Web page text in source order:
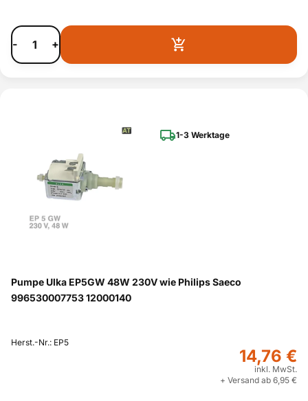
- +
1-3 Werktage
Pumpe Ulka EP5GW 48W 230V wie Philips Saeco
996530007753 12000140
Herst.-Nr.: EP5
14,76 €
inkl. MwSt.
+ Versand ab 6,95 €